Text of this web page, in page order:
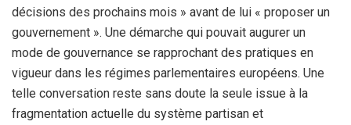
décisions des prochains mois » avant de lui « proposer un
gouvernement ». Une démarche qui pouvait augurer un
mode de gouvernance se rapprochant des pratiques en
vigueur dans les régimes parlementaires européens. Une
telle conversation reste sans doute la seule issue à la
fragmentation actuelle du système partisan et